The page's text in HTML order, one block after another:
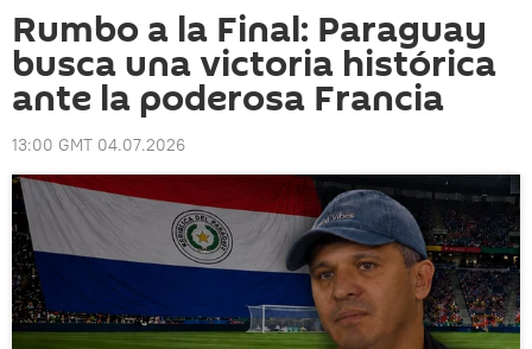
Rumbo a la Final: Paraguay
busca una victoria histórica
ante la poderosa Francia
13:00 GMT 04.07.2026